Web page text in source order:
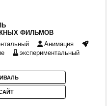
ФИЛЬМОВ
Анимация
экспериментальный